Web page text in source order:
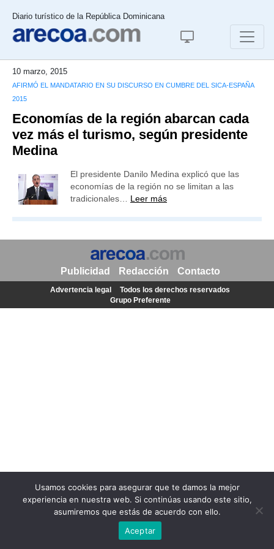
Diario turístico de la República Dominicana
10 marzo, 2015
AFIRMÓ EL MANDATARIO EN SU DISCURSO EN CUMBRE DEL SICA-ESPAÑA
2015
Economías de la región abarcan cada
vez más el turismo, según presidente
Medina
El presidente Danilo Medina explicó que las
economías de la región no se limitan a las
tradicionales… Leer más
Usamos cookies para asegurar que te damos la mejor
experiencia en nuestra web. Si continúas usando este sitio,
asumiremos que estás de acuerdo con ello.
Aceptar
Publicidad Redacción Contacto
Advertencia legal
Todos los derechos reservados
Grupo Preferente